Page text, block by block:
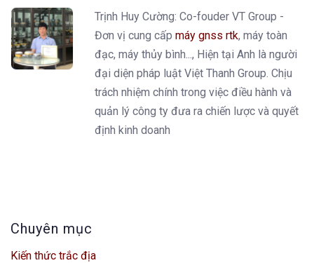
Chuyên mục
Kiến thức trắc địa
Trịnh Huy Cường: Co-fouder VT Group -
Đơn vị cung cấp máy gnss rtk, máy toàn
đạc, máy thủy bình..., Hiện tại Anh là người
đại diện pháp luật Việt Thanh Group. Chịu
trách nhiệm chính trong việc điều hành và
quản lý công ty đưa ra chiến lược và quyết
định kinh doanh